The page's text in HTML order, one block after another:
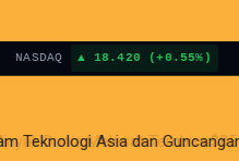
18.420 (+0.55%)
Teknologi Asia dan